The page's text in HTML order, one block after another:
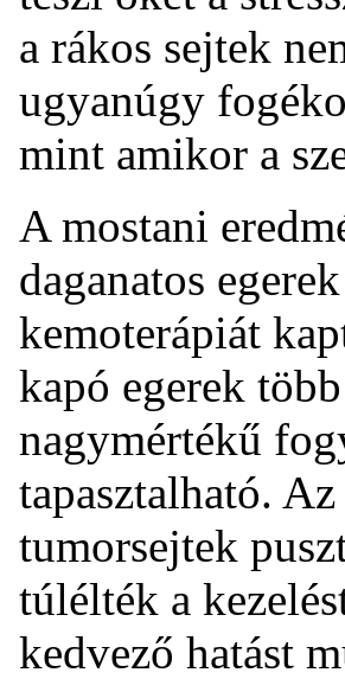
a rákos sejtek
ugyanúgy
mint amikor a
A mostani
daganatos
kemoterápiát
kapó egerek
nagymértékű
tapasztalható.
tumorsejtek
túlélték a
kedvező hatást